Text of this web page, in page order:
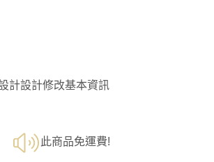
計設計修改基本資訊
此商品免運費!